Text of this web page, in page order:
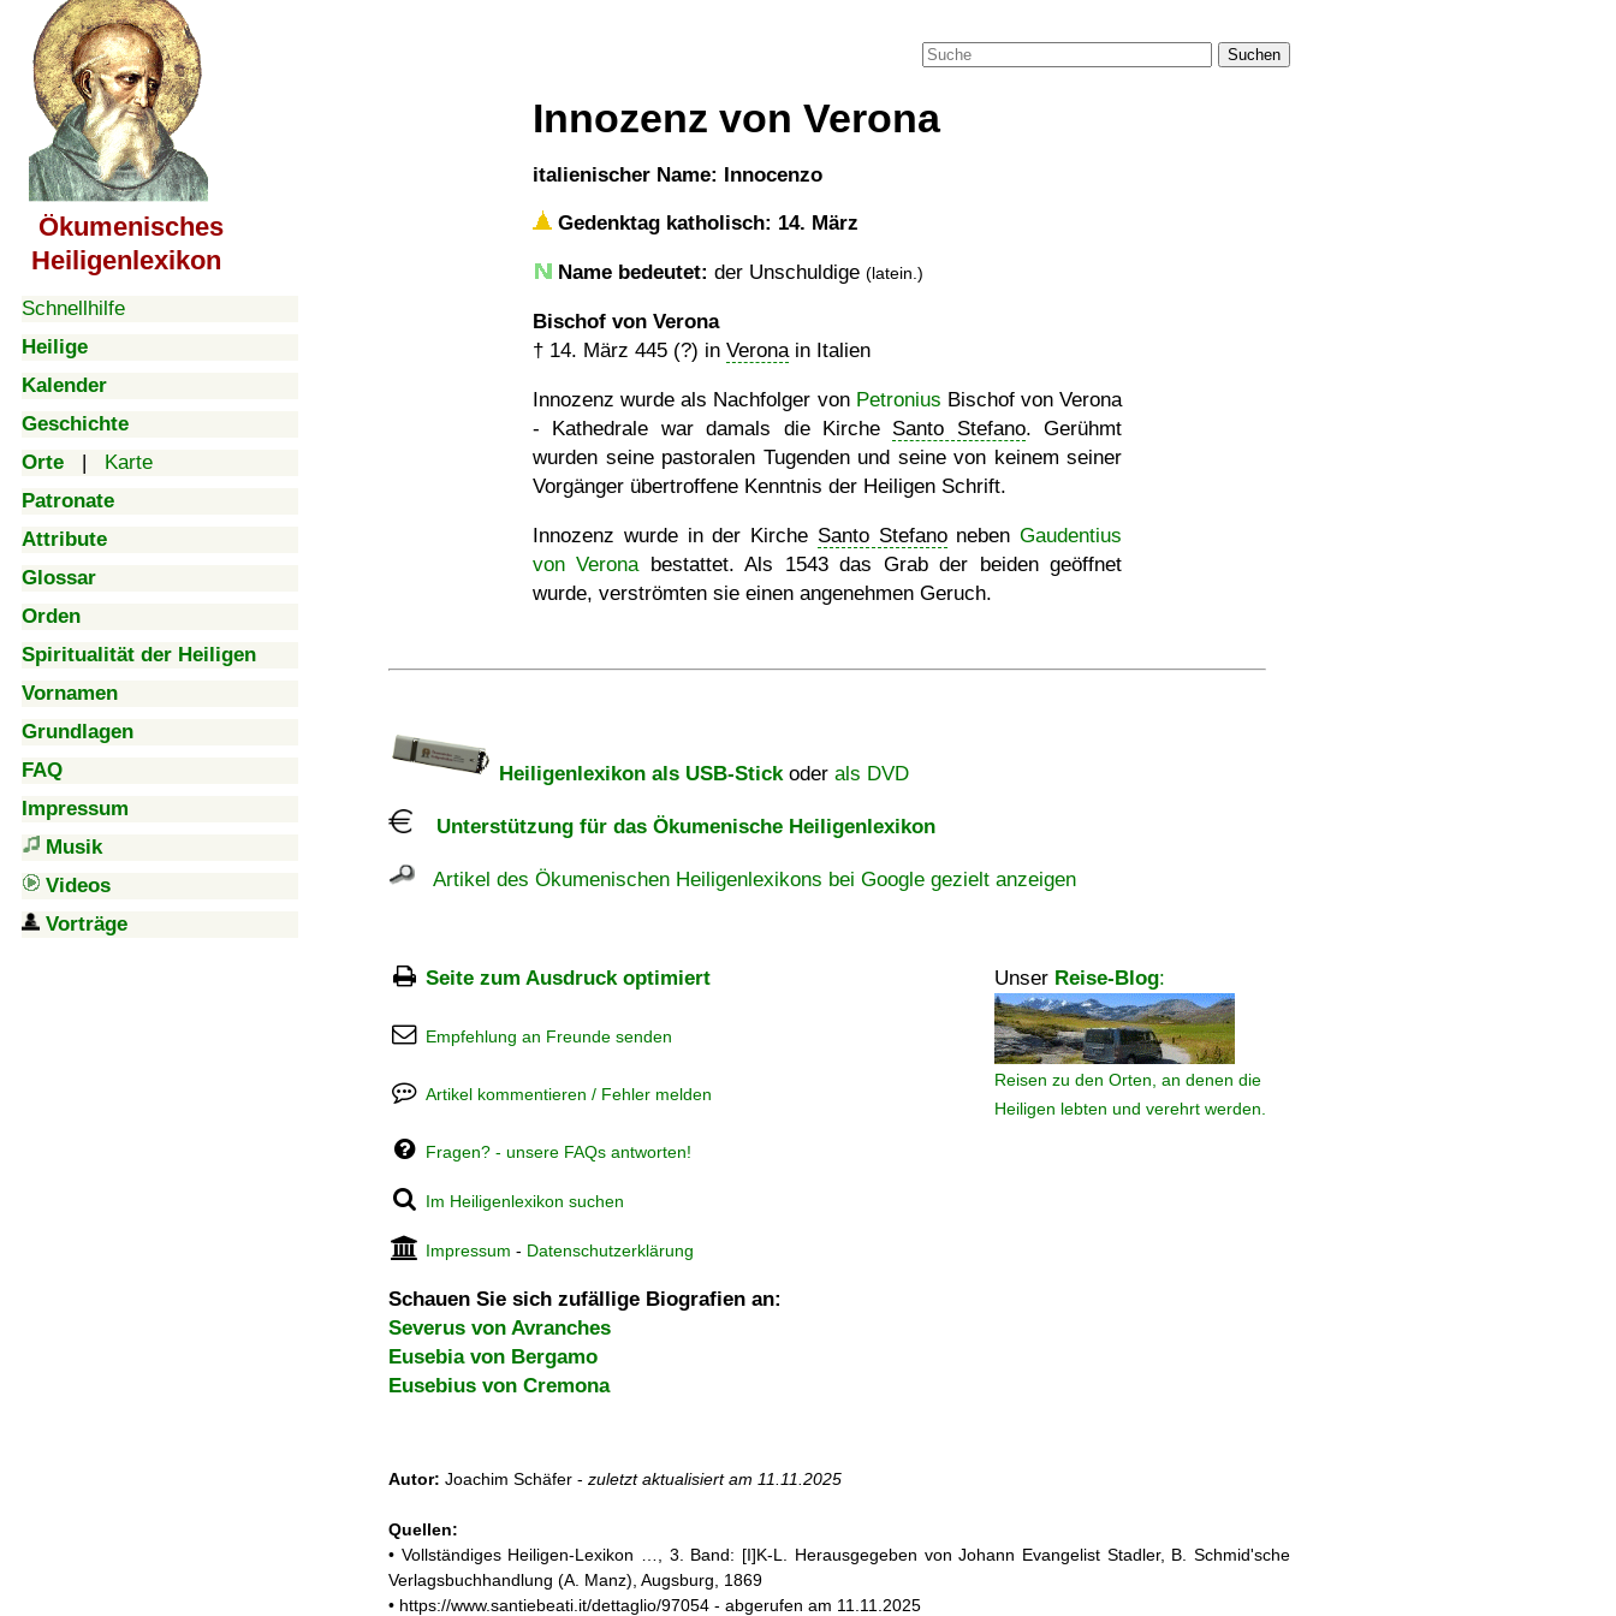
Ökumenisches
Heiligenlexikon
Schnellhilfe
Heilige
Kalender
Geschichte
Orte | Karte
Patronate
Attribute
Glossar
Orden
Spiritualität der Heiligen
Vornamen
Grundlagen
FAQ
Impressum
Musik
Videos
Vorträge
Suchen
Innozenz von Verona
italienischer Name: Innocenzo
Gedenktag katholisch: 14. März
Name bedeutet: der Unschuldige (latein.)
Bischof von Verona
† 14. März 445 (?) in Veronain Italien
Innozenz wurde als Nachfolger von Petronius Bischof von Verona
- Kathedrale war damals die Kirche Santo Stefano. Gerühmt
wurden seine pastoralen Tugenden und seine von keinem seiner
Vorgänger übertroffene Kenntnis der Heiligen Schrift.
Innozenz wurde in der Kirche Santo Stefanoneben Gaudentius
von Veronabestattet. Als 1543 das Grab der beiden geöffnet
wurde, verströmten sie einen angenehmen Geruch.
Heiligenlexikon als USB-Stickoder als DVD
Unterstützung für das Ökumenische Heiligenlexikon
Artikel des Ökumenischen Heiligenlexikons bei Google gezielt anzeigen
Seite zum Ausdruck optimiert Unser Reise-Blog:
Reisen zu den Orten, an denen die
Heiligen lebten und verehrt werden.
Empfehlung an Freunde senden
Artikel kommentieren / Fehler melden
Fragen? - unsere FAQs antworten!
Im Heiligenlexikon suchen
Impressum - Datenschutzerklärung
Schauen Sie sich zufällige Biografien an:
Severus von Avranches
Eusebia von Bergamo
Eusebius von Cremona
Autor: Joachim Schäfer - zuletzt aktualisiert am 11.11.2025
Quellen:
• Vollständiges Heiligen-Lexikon …, 3. Band: [I]K-L. Herausgegeben von Johann Evangelist Stadler, B. Schmid'sche
Verlagsbuchhandlung (A. Manz), Augsburg, 1869
• https://www.santiebeati.it/dettaglio/97054 - abgerufen am 11.11.2025